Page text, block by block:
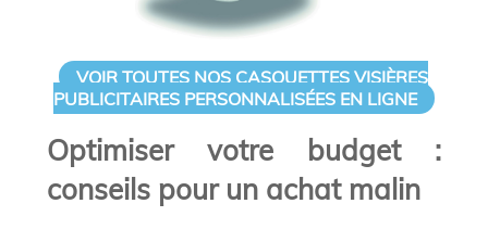
VOIR TOUTES NOS CASQUETTES VISIÈRES
PUBLICITAIRES PERSONNALISÉES EN LIGNE
Optimiser votre budget :
conseils pour un achat malin